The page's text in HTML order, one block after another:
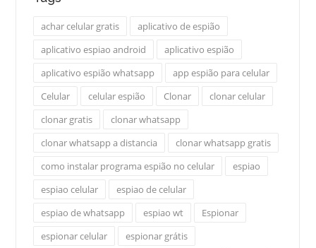
achar celular gratis
aplicativo de espião
aplicativo espiao android
aplicativo espião
aplicativo espião whatsapp
app espião para celular
Celular
celular espião Clonar
clonar celular
clonar gratis
clonar whatsapp
clonar whatsapp a distancia
clonar whatsapp gratis
como instalar programa espião no celular
espiao
espiao celular
espiao de celular
espiao de whatsapp
espiao wt
Espionar
espionar celular
espionar grátis